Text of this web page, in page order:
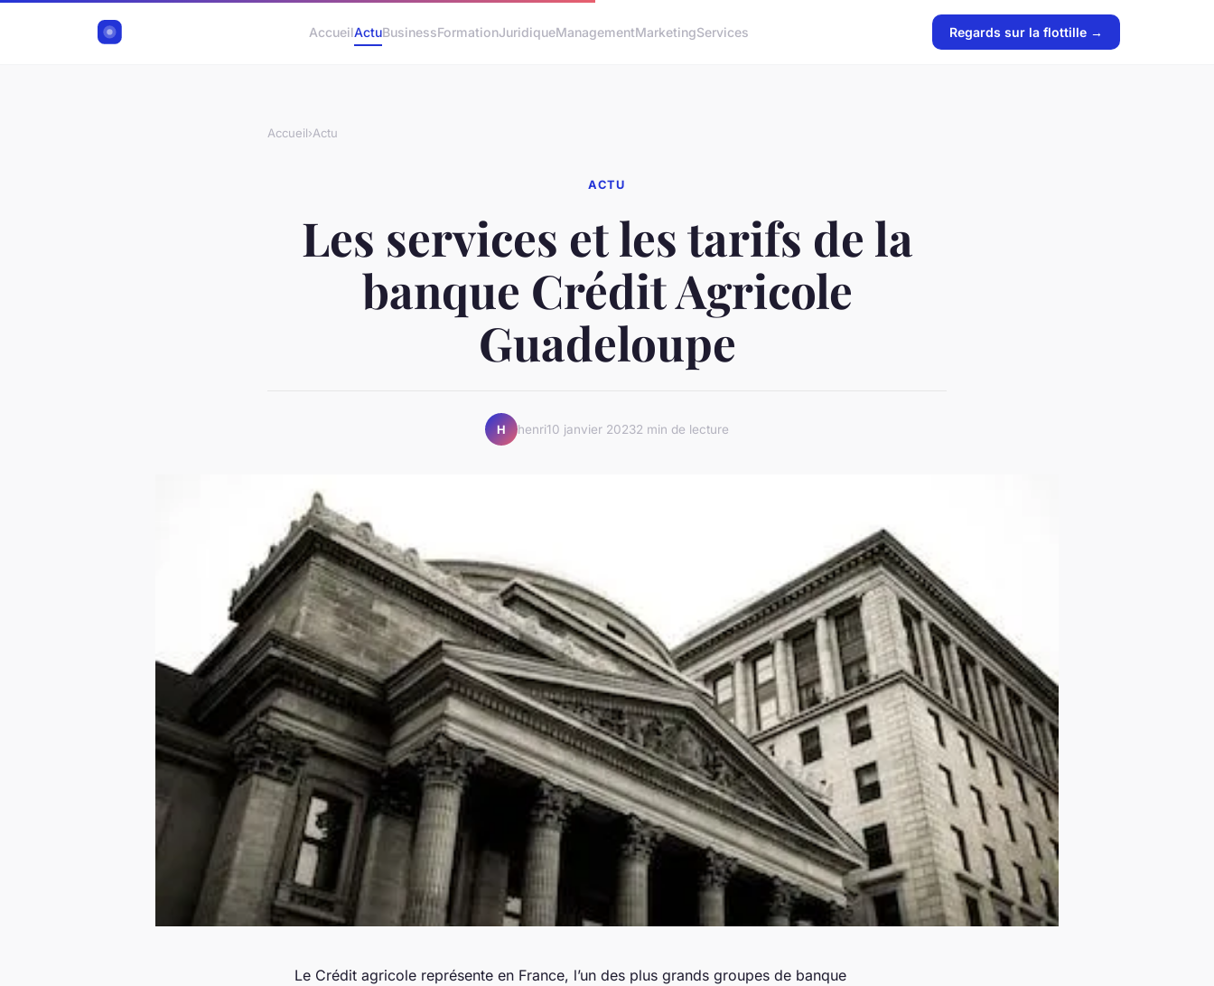
AccueilActuBusinessFormationJuridiqueManagementMarketingServices Regards sur la flottille →
Accueil›Actu
ACTU
Les services et les tarifs de la
banque Crédit Agricole
Guadeloupe
H henri10 janvier 20232 min de lecture
Le Crédit agricole représente en France, l’un des plus grands groupes de banque